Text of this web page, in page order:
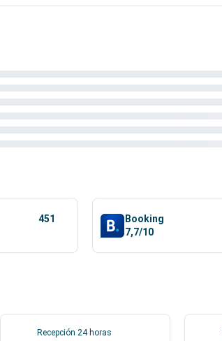
451
Booking
7,7/10
Recepción 24 horas